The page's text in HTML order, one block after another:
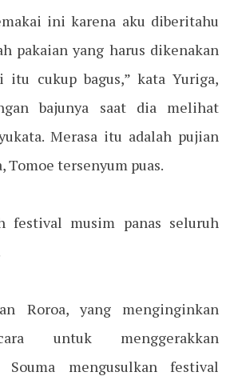
ini karena aku diberitahu
pakaian yang harus dikenakan
cukup bagus,” kata Yuriga,
bajunya saat dia melihat
Merasa itu adalah pujian
Tomoe tersenyum puas.
festival musim panas seluruh
Roroa, yang menginginkan
untuk menggerakkan
Souma mengusulkan festival